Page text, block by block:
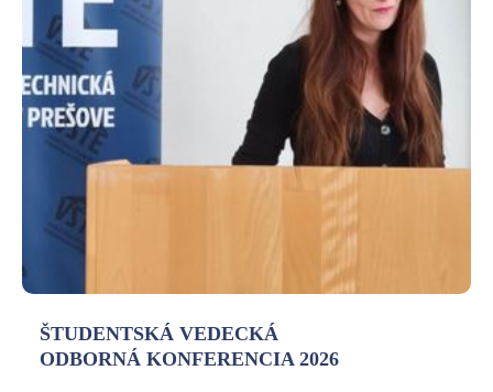
ŠTUDENTSKÁ VEDECKÁ
ODBORNÁ KONFERENCIA 2026